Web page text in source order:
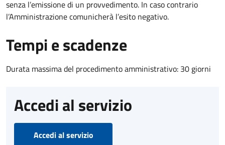
senza l’emissione di un provvedimento. In caso contrario
l’Amministrazione comunicherà l’esito negativo.
Tempi e scadenze
Durata massima del procedimento amministrativo: 30 giorni
Accedi al servizio
Accedi al servizio